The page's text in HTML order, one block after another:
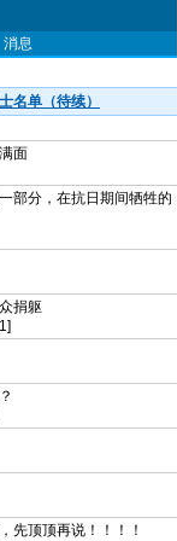
消息
名单（待续）
面
部分，在抗日期间牺牲的
捐躯
先顶顶再说！！！！